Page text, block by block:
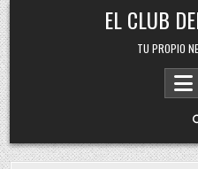
Skip
to
content
EL CLUB
TU PROPIO